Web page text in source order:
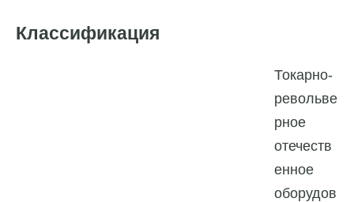
Классификация
Токарно-
револьве
рное
отечеств
енное
оборудов